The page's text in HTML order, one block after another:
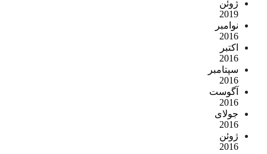
ژوئن
2019
نوامبر
2016
اکتبر
2016
سپتامبر
2016
آگوست
2016
جولای
2016
ژوئن
2016